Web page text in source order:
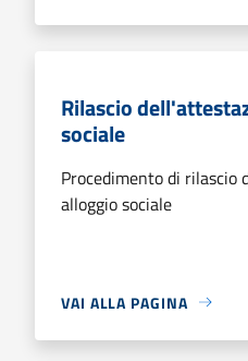
Rilascio
sociale
Procedimento di rilascio
alloggio sociale
VAI ALLA PAGINA